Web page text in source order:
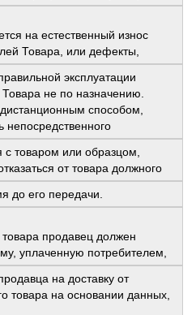
на естественный износ
Товара, или дефекты,
эксплуатации
не по назначению.
способом,
товаром или образцом,
от товара должного
до его передачи.
продавец должен
уплаченную потребителем,
на доставку от
товара на основании данных,